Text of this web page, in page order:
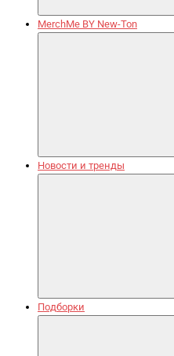
MerchMe BY New-Ton
Новости и тренды
Подборки